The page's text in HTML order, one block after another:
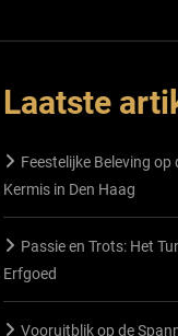
Laatste
Feestelijke Beleving op
Kermis in Den Haag
Passie en Trots: Het
Erfgoed
Vooruitblik op de